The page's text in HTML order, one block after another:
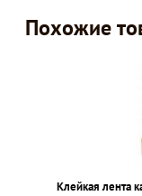
Похожие
Клейкая лента